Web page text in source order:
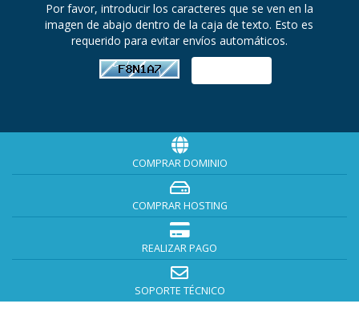
Por favor, introducir los caracteres que se ven en la
imagen de abajo dentro de la caja de texto. Esto es
requerido para evitar envíos automáticos.
COMPRAR DOMINIO
COMPRAR HOSTING
REALIZAR PAGO
SOPORTE TÉCNICO